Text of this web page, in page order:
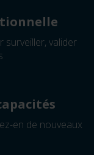
surveiller, valider
en de nouveaux